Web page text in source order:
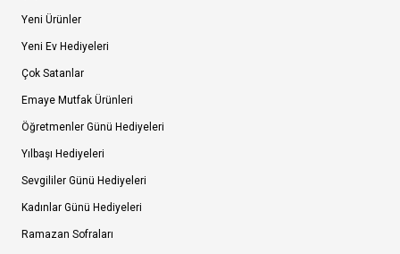
Yeni Ürünler
Yeni Ev Hediyeleri
Çok Satanlar
Emaye Mutfak Ürünleri
Öğretmenler Günü Hediyeleri
Yılbaşı Hediyeleri
Sevgililer Günü Hediyeleri
Kadınlar Günü Hediyeleri
Ramazan Sofraları